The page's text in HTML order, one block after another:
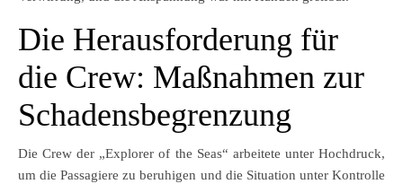
Die Herausforderung für
die Crew: Maßnahmen zur
Schadensbegrenzung
Die Crew der „Explorer of the Seas“ arbeitete unter Hochdruck,
um die Passagiere zu beruhigen und die Situation unter Kontrolle